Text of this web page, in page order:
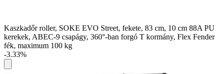
Kaszkadőr roller, SOKE EVO Street, fekete, 83 cm, 10 cm 88A PU
kerekek, ABEC-9 csapágy, 360°-ban forgó T kormány, Flex Fender
fék, maximum 100 kg
-3.33%